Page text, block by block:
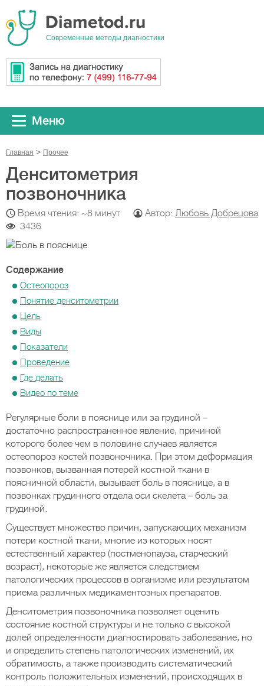
Cовременные методы диагностики
Меню
Главная Прочeе
Денситометрия
позвоночника
Время чтения: ~8 минут Автор: Любовь Добрецова
3436
Содержание
Остеопороз
Понятие денситометрии
Цель
Виды
Показатели
Проведение
Где делать
Видео по теме
Регулярные боли в пояснице или за грудиной –
достаточно распространенное явление, причиной
которого более чем в половине случаев является
остеопороз костей позвоночника. При этом деформация
позвонков, вызванная потерей костной ткани в
поясничной области, вызывает боль в пояснице, а в
позвонках грудинного отдела оси скелета – боль за
грудиной.
Существует множество причин, запускающих механизм
потери костной ткани, многие из которых носят
естественный характер (постменопауза, старческий
возраст), некоторые же является следствием
патологических процессов в организме или результатом
приема различных медикаментозных препаратов.
Денситометрия позвоночника позволяет оценить
состояние костной структуры и не только с высокой
долей определенности диагностировать заболевание, но
и определить степень патологических изменений, их
обратимость, а также производить систематический
контроль положительных изменений, происходящих в